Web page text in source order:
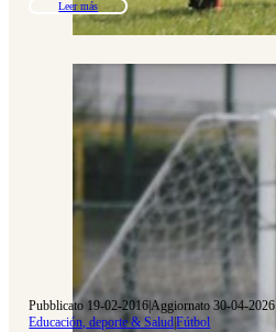
Leer más
Pubblicato 19-02-2016|Aggiornato 30-04-2026
Educación, deporte & Salud|Fútbol